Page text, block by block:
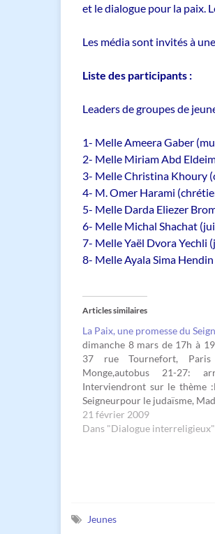
et le dialogue pour la paix.
Les média sont invités à
Liste des participants :
Leaders de groupes de
1- Melle Ameera Gaber
2- Melle Miriam Abd
3- Melle Christina Khoury
4- M. Omer Harami
5- Melle Darda Eliezer
6- Melle Michal Shachat
7- Melle Yaël Dvora Yechli
8- Melle Ayala Sima
Articles similaires
La Paix, une promesse du
dimanche 8 mars de 17h à
37 rue Tournefort,
Monge,autobus 21-27:
Interviendront sur le thème
Seigneurpour le judaïsme,
professeur d’histoire des
IV pour le christianisme,…
21 février 2009
Dans "Dialogue interreligieux"
Jeunes